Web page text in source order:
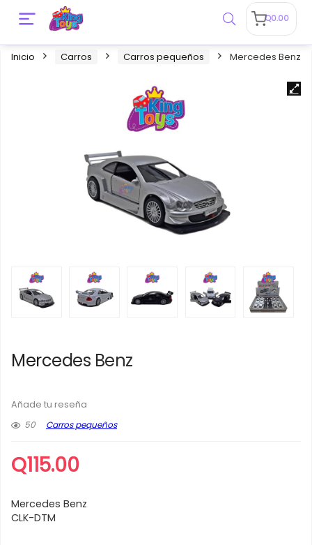
Q0.00
Inicio Carros Carros pequeños Mercedes Benz
Mercedes Benz
Añade tu reseña
50
Carros pequeños
Q115.00
Mercedes Benz
CLK-DTM